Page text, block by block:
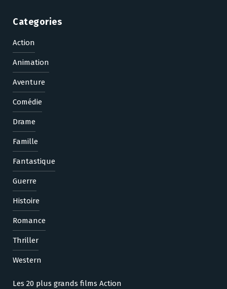
Categories
Action
Animation
Aventure
Comédie
Drame
Famille
Fantastique
Guerre
Histoire
Romance
Thriller
Western
Les 20 plus grands films Action